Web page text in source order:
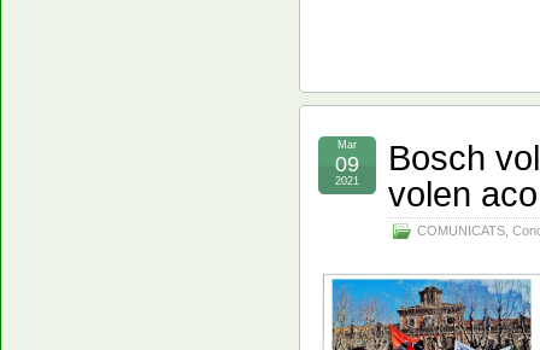
Bosch
volen
COMUNICATS
Mar
09
2021